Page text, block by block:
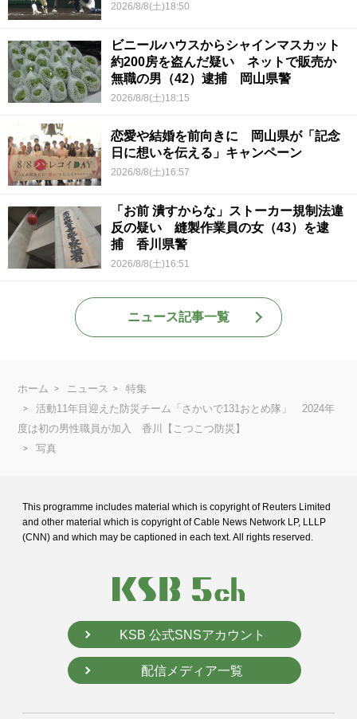
2026/8/8(土)18:50
ビニールハウスからシャインマスカット
約200房を盗んだ疑い ネットで販売か
無職の男（42）逮捕 岡山県警
2026/8/8(土)18:15
恋愛や結婚を前向きに 岡山県が「記念
日に想いを伝える」キャンペーン
2026/8/8(土)16:57
「お前 潰すからな」ストーカー規制法違
反の疑い 縫製作業員の女（43）を逮
捕 香川県警
2026/8/8(土)16:51
ニュース記事一覧
ホーム ニュース
特集
活動11年目迎えた防災チーム「さかいで131おとめ隊」 2024年
度は初の男性職員が加入 香川【こつこつ防災】
写真
This programme includes material which is copyright of Reuters Limited
and other material which is copyright of Cable News Network LP, LLLP
(CNN) and which may be captioned in each text. All rights reserved.
KSB 公式SNSアカウント
配信メディア一覧